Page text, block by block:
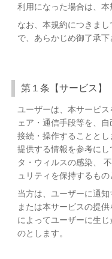
利用になった場合は、本
なお、本規約につきま
で、あらかじめ御了承下
第１条【サービス】
ユーザーは、本サービ
ェア・通信手段等を、
接続・操作することと
提供する情報を参考に
タ・ウィルスの感染、
ュリティを保持するもの
当方は、ユーザーに通
または本サービスの提
によってユーザーに生
のとします。